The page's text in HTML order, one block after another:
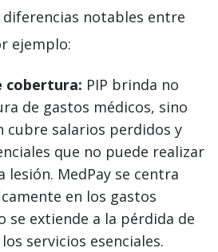
diferencias notables entre
ejemplo:
cobertura: PIP brinda no
de gastos médicos, sino
cubre salarios perdidos y
que no puede realizar
lesión. MedPay se centra
en los gastos
se extiende a la pérdida de
servicios esenciales.